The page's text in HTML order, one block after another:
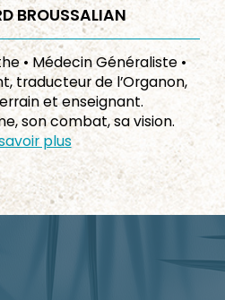
BROUSSALIAN
• Médecin Généraliste •
traducteur de l’Organon,
et enseignant.
son combat, sa vision.
plus